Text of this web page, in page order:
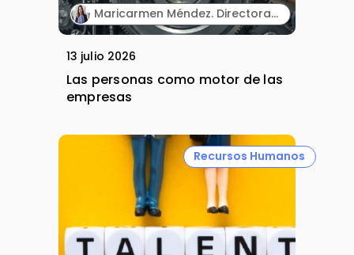
Maricarmen Méndez. Directora Ejecutiva de Recursos Humanos. MSD España.
13 julio 2026
Las personas como motor de las
empresas
Recursos Humanos